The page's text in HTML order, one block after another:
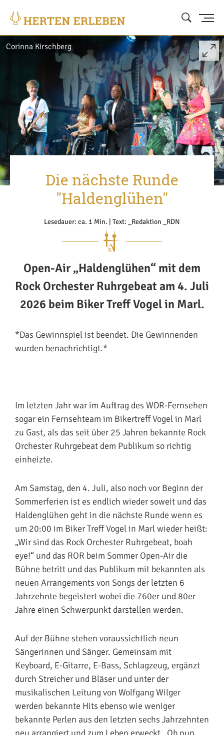
Corinna Kirschberg
Die nächste Runde
"Haldenglühen"
Lesedauer: ca. 1 Min. | Text: _Redaktion _RDN
Open-Air „Haldenglühen“ mit dem
Rock Orchester Ruhrgebeat am 4. Juli
2026 beim Biker Treff Vogel in Marl.
*Das Gewinnspiel ist beendet. Die Gewinnenden
wurden benachrichtigt.*
Im letzten Jahr war im Auftrag des WDR-Fernsehen
sogar ein Fernsehteam im Bikertreff Vogel in Marl
zu Gast, als das seit über 25 Jahren bekannte Rock
Orchester Ruhrgebeat dem Publikum so richtig
einheizte.
Am Samstag, den 4. Juli, also noch vor Beginn der
Sommerferien ist es endlich wieder soweit und das
Haldenglühen geht in die nächste Runde wenn es
um 20:00 im Biker Treff Vogel in Marl wieder heißt:
„Wir sind das Rock Orchester Ruhrgebeat, boah
eye!“ und das ROR beim Sommer Open-Air die
Bühne betritt und das Publikum mit bekannten als
neuen Arrangements von Songs der letzten 6
Jahrzehnte begeistert wobei die 760er und 80er
Jahre einen Schwerpunkt darstellen werden.
Auf der Bühne stehen voraussichtlich neun
Sängerinnen und Sänger. Gemeinsam mit
Keyboard, E-Gitarre, E-Bass, Schlagzeug, ergänzt
durch Streicher und Bläser und unter der
musikalischen Leitung von Wolfgang Wilger
werden bekannte Hits ebenso wie weniger
bekannte Perlen aus den letzten sechs Jahrzehnten
neu arrangiert und zum Leben erweckt. Ob nun